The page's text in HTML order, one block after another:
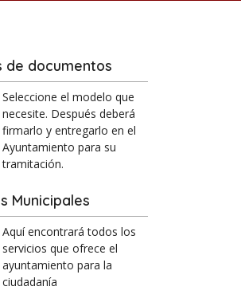
Buscar
de documentos
Seleccione el modelo que
necesite. Después deberá
firmarlo y entregarlo en el
Ayuntamiento para su
tramitación.
Municipales
Aquí encontrará todos los
servicios que ofrece el
ayuntamiento para la
ciudadanía